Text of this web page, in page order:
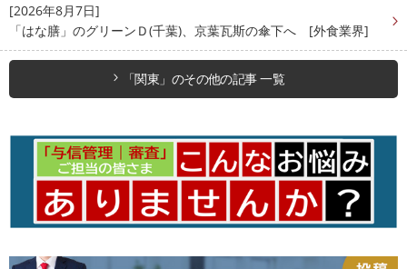
[2026年8月7日]
「はな膳」のグリーンＤ(千葉)、京葉瓦斯の傘下へ [外食業界]
「関東」のその他の記事 一覧